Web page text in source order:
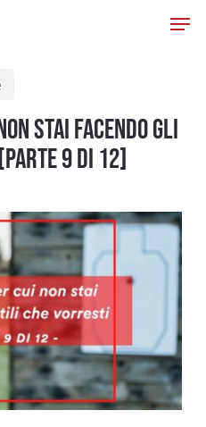
STAI FACENDO GLI
9 di 12]